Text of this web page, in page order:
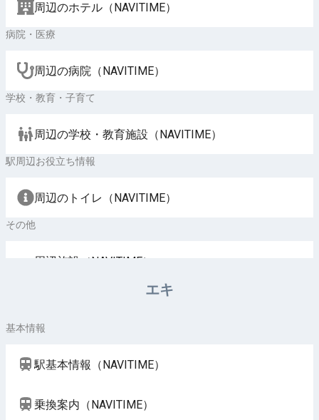
周辺のホテル（NAVITIME）
病院・医療
周辺の病院（NAVITIME）
学校・教育・子育て
周辺の学校・教育施設（NAVITIME）
駅周辺お役立ち情報
周辺のトイレ（NAVITIME）
その他
周辺施設（NAVITIME）
エキ
基本情報
駅基本情報（NAVITIME）
乗換案内（NAVITIME）